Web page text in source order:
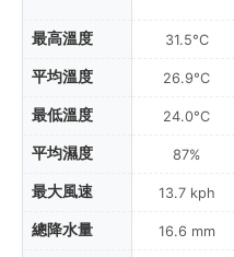
最高溫度
平均溫度
最低溫度
平均濕度
最大風速
總降水量
31.5°C
26.9°C
24.0°C
87%
13.7 kph
16.6 mm